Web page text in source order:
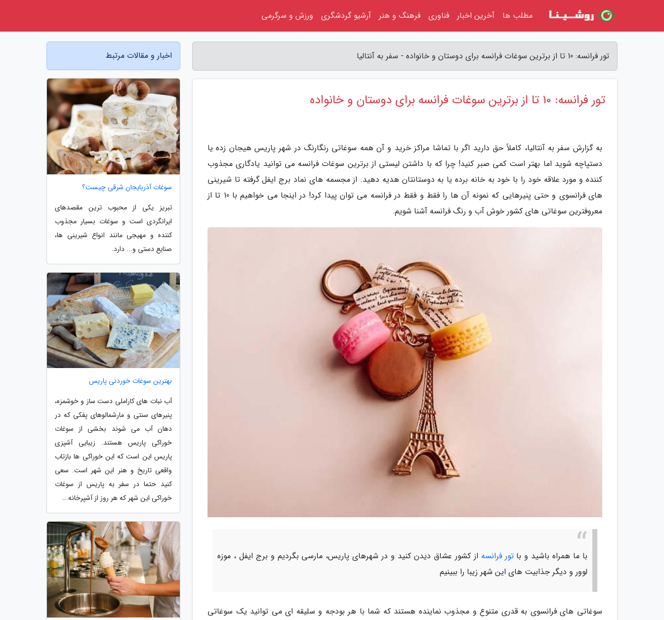
تور فرانسه: 10 تا از برترین سوغات فرانسه برای دوستان و خانواده - سفر به آنتالیا
تور فرانسه: 10 تا از برترین سوغات فرانسه برای دوستان و خانواده
به گزارش سفر به آنتالیا، کاملاً حق دارید اگر با تماشا مراکز خرید و آن همه سوغاتی رنگارنگ در شهر پاریس هیجان زده یا
دستپاچه شوید اما بهتر است کمی صبر کنید! چرا که با داشتن لیستی از برترین سوغات فرانسه می توانید یادگاری مجذوب
کننده و مورد علاقه خود را با خود به خانه برده یا به دوستانتان هدیه دهید. از مجسمه های نماد برج ایفل گرفته تا شیرینی
های فرانسوی و حتی پنیرهایی که نمونه آن ها را فقط و فقط در فرانسه می توان پیدا کرد! در اینجا می خواهیم با 10 تا از
معروفترین سوغاتی های کشور خوش آب و رنگ فرانسه آشنا شویم.
با ما همراه باشید و باتور فرانسه از کشور عشاق دیدن کنید و در شهرهای پاریس، مارسی بگردیم و برج ایفل ، موزه
لوور و دیگر جذابیت های این شهر زیبا را ببینیم
سوغاتی های فرانسوی به قدری متنوع و مجذوب نماینده هستند که شما با هر بودجه و سلیقه ای می توانید یک سوغاتی
اخبار و مقالات مرتبط
سوغات آذربایجان شرقی چیست؟
تبریز یکی از محبوب ترین مقصدهای
ایرانگردی است و سوغات بسیار مجذوب
کننده و مهیجی مانند انواع شیرینی ها،
صنایع دستی و... دارد.
بهترین سوغات خوردنی پاریس
آب نبات های کاراملی دست ساز و خوشمزه،
پنیرهای سنتی و مارشمالوهای پفکی که در
دهان آب می شوند بخشی از سوغات
خوراکی پاریس هستند. زیبایی آشپزی
پاریس این است که این خوراکی ها بازتاب
واقعی تاریخ و هنر این شهر است. سعی
کنید حتما در سفر به پاریس از سوغات
خوراکی این شهر که هر روز از آشپرخانه...
مطلب ها آخرین اخبار فناوری فرهنگ و هنر آرشیو گردشگری ورزش و سرگرمی